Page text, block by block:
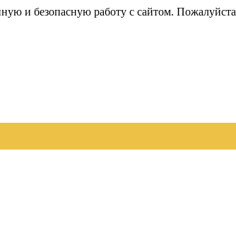
и безопасную работу с сайтом. Пожалуйста